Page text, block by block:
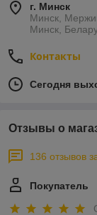
г. Минск
Минск,
Минск,
Контакты
Сегодня
Отзывы о
136 отзывов
Покупатель